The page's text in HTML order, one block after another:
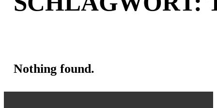
Nothing found.